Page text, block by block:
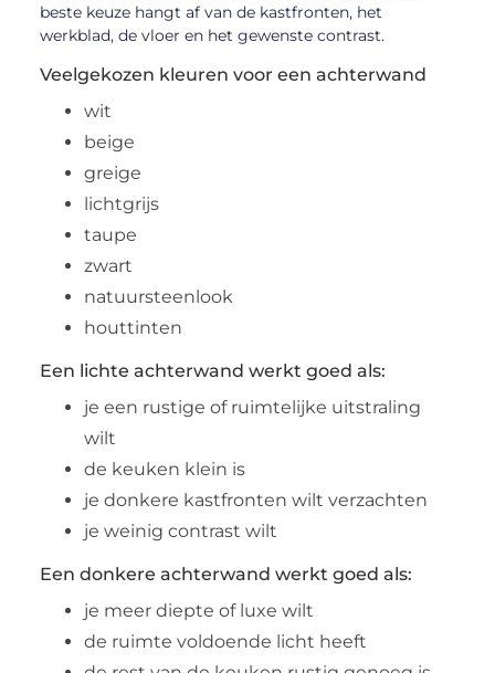
beste keuze hangt af van de kastfronten, het
werkblad, de vloer en het gewenste contrast.
Veelgekozen kleuren voor een achterwand
wit
beige
greige
lichtgrijs
taupe
zwart
natuursteenlook
houttinten
Een lichte achterwand werkt goed als:
je een rustige of ruimtelijke uitstraling
wilt
de keuken klein is
je donkere kastfronten wilt verzachten
je weinig contrast wilt
Een donkere achterwand werkt goed als:
je meer diepte of luxe wilt
de ruimte voldoende licht heeft